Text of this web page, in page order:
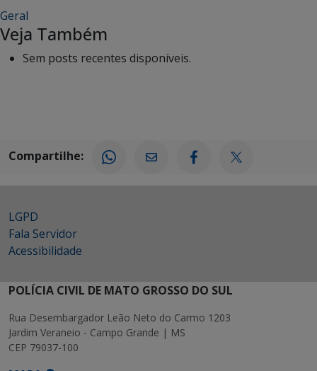
Geral
Veja Também
Sem posts recentes disponíveis.
Compartilhe:
LGPD
Fala Servidor
Acessibilidade
POLÍCIA CIVIL DE MATO GROSSO DO SUL
Rua Desembargador Leão Neto do Carmo 1203
Jardim Veraneio - Campo Grande | MS
CEP 79037-100